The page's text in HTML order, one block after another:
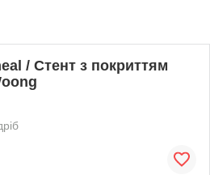
/ Стент з покриттям